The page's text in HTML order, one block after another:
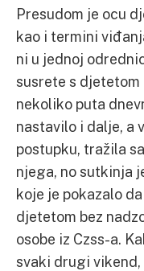
Presudom je ocu
kao i termini
ni u jednoj
susrete s djetetom
nekoliko puta
nastavilo i dalje, a
postupku, tražila
njega, no sutkinja
koje je pokazalo
djetetom bez
osobe iz Czss-a.
svaki drugi vikend,